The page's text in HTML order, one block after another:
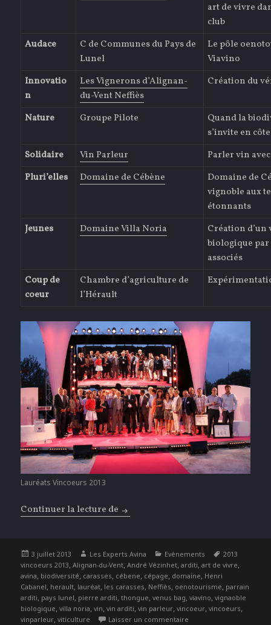
art de vivre
club
Audace
C de Communes du Pays de
Lunel
Le pôle
Viavino
Innovatio
n
Les Vignerons d’Alignan-
du-Vent Neffiès
Création du
Nature Groupe Pilote
Quand la
s’invite en
Solidaire
Vin Parleur
Parler vin
Pluri’elles
Domaine de Cébène
Domaine de
vignoble aux
étonnants
Jeunes
Domaine Villa Noria
Création d’un
biologique par
associés
Coup de
coeur
Chambre d’agriculture de
l’Hérault
Lauréats Vincoeurs 2013
Continuer la lecture de Rendre hommage à la Viticulture
Publié
le
3 juillet 2013 Auteur
Les Experts Avina Catégories
Evènements Étiquettes
2013
vincoeurs 2013,Alignan-du-Vent,André Vézinhet,arditi,art de vivre,
avina, biodiversité, carasses, cébene, cépage, domaine, Henri
Cabanel, herault, lauréat, les carasses, Neffiès, oenotourisme, parrain
arditi, pays lunel, pierre arditi,thongue,venus bag,viavino,vignaoble
biologique,villa noria,vin,vin arditi,vin parleur,vincoeur,vincoeurs,
vinparleur,viticulture Laisser un commentaire